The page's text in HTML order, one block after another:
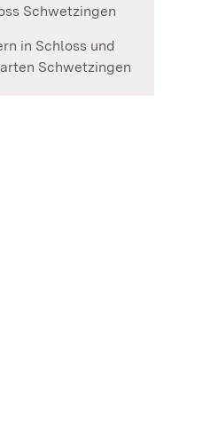
Schwetzingen
in Schloss und
Schwetzingen